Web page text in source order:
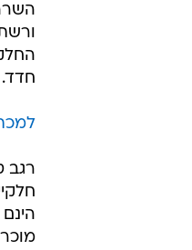
ורשת 13
חדד.
רגב